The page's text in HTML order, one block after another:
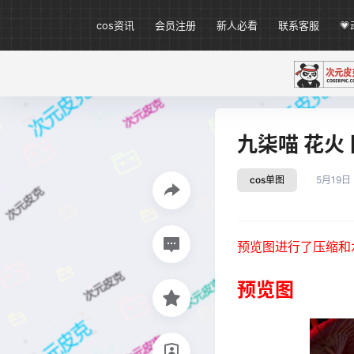
cos资讯 会员注册 新人必看 联系客服 💗
九柒喵 花
cos单图 5月19日
预览图进行了压缩
预览图